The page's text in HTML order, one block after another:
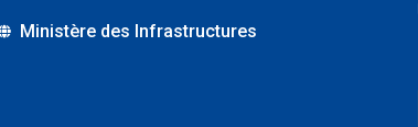
Ministère des Infrastructures